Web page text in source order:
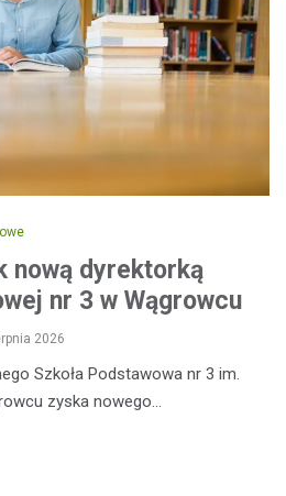
nową dyrektorką
nr 3 w Wągrowcu
2026
Szkoła Podstawowa nr 3 im.
zyska nowego…